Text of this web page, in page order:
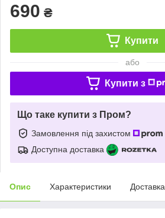
690 ₴
Купити
або
Купити з
Що таке купити з Пром?
Замовлення під захистом
Доступна доставка
Опис Характеристики Доставка